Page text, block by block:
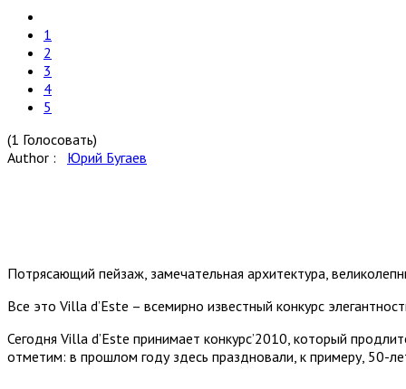
1
2
3
4
5
(1 Голосовать)
Author : Юрий Бугаев
Потрясающий пейзаж, замечательная архитектура,
Все это Villa d’Este – всемирно известный конкурс
Сегодня Villa d’Este принимает конкурс’2010, который
отметим: в прошлом году здесь праздновали, к примеру, 50-